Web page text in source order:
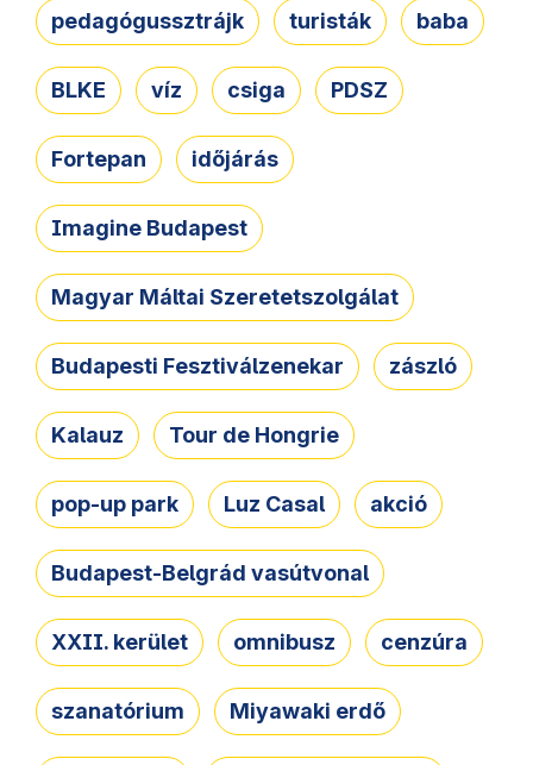
pedagógussztrájk turisták baba
BLKE víz csiga PDSZ
Fortepan időjárás
Imagine Budapest
Magyar Máltai Szeretetszolgálat
Budapesti Fesztiválzenekar zászló
Kalauz Tour de Hongrie
pop-up park Luz Casal akció
Budapest-Belgrád vasútvonal
XXII. kerület omnibusz cenzúra
szanatórium Miyawaki erdő